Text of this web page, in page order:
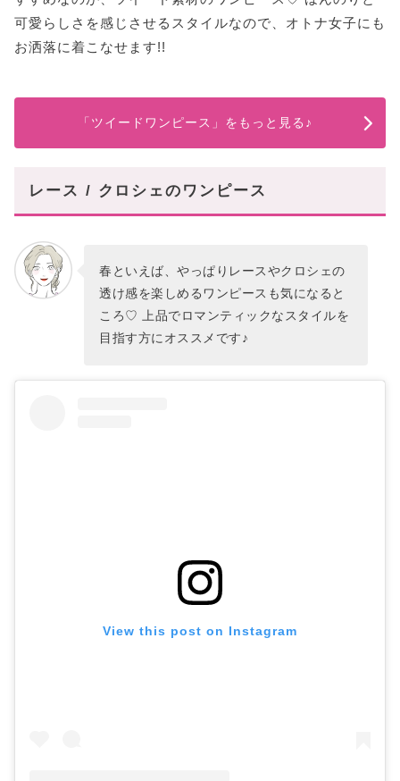
可愛らしさを感じさせるスタイルなので、オトナ女子にも
お洒落に着こなせます!!
「ツイードワンピース」をもっと見る♪
レース / クロシェのワンピース
春といえば、やっぱりレースやクロシェの
透け感を楽しめるワンピースも気になると
ころ♡ 上品でロマンティックなスタイルを
目指す方にオススメです♪
View this post on Instagram